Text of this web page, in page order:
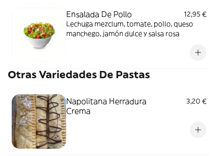
Ensalada De Pollo
12,95 €
Lechuga mezclum, tomate, pollo, queso
manchego, jamón dulce y salsa rosa
Otras Variedades De Pastas
Napolitana Herradura
Crema
3,20 €